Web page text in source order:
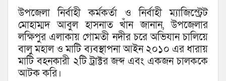
উপজেলা নির্বাহী কর্মকর্তা ও নির্বাহী ম্যাজিস্ট্রেট
মোহাম্মদ আবুল হাসনাত খাঁন জানান, উপজেলার
লক্ষিপুর এলাকায় গোমতী নদীর চরে অভিযান চালিয়ে
বালু মহাল ও মাটি ব্যবস্থাপনা আইন ২০১০ এর ধারায়
মাটি বহনকারী ২টি ট্রাক্টর জব্দ এবং একজন চালককে
আটক করি।